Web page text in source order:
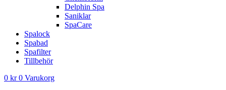
Delphin Spa
Saniklar
SpaCare
Spalock
Spabad
Spafilter
Tillbehör
0 kr 0 Varukorg